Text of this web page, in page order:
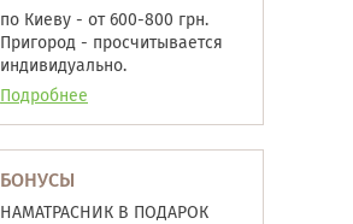
по Киеву - от 600-800 грн.
Пригород - просчитывается
индивидуально.
Подробнее
БОНУСЫ
НАМАТРАСНИК В ПОДАРОК